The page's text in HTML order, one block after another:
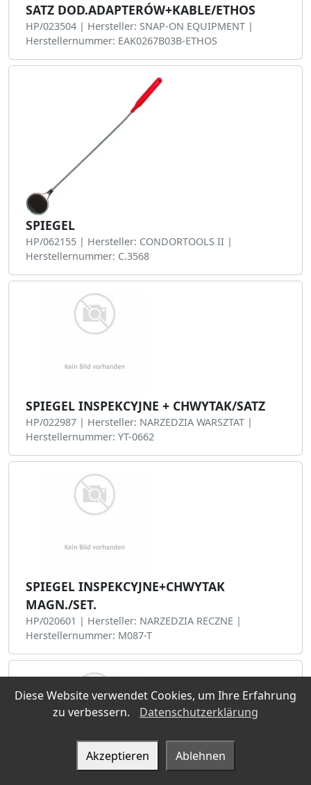
SATZ DOD.ADAPTERÓW+KABLE/ETHOS
HP/023504 | Hersteller: SNAP-ON EQUIPMENT |
Herstellernummer: EAK0267B03B-ETHOS
SPIEGEL
HP/062155 | Hersteller: CONDORTOOLS II |
Herstellernummer: C.3568
SPIEGEL INSPEKCYJNE + CHWYTAK/SATZ
HP/022987 | Hersteller: NARZEDZIA WARSZTAT |
Herstellernummer: YT-0662
SPIEGEL INSPEKCYJNE+CHWYTAK
MAGN./SET.
HP/020601 | Hersteller: NARZEDZIA RECZNE |
Herstellernummer: M087-T
Diese Website verwendet Cookies, um Ihre Erfahrung
zu verbessern.
Datenschutzerklärung
Akzeptieren Ablehnen